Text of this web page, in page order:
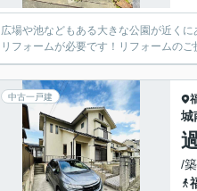
広場や池などもある大きな公園が近く
リフォームが必要です！リフォームの
中古一戸建
城
/